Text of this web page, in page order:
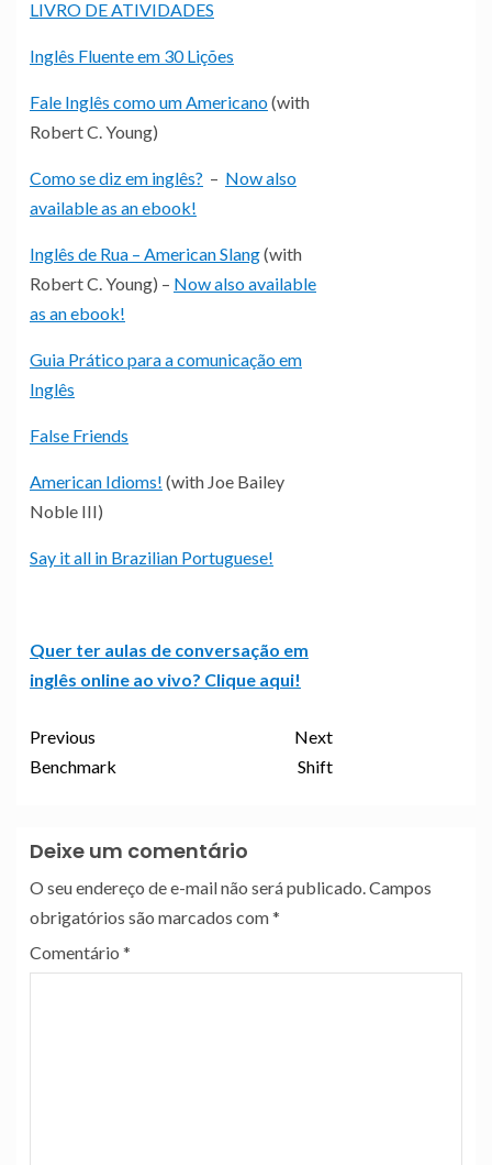
LIVRO DE ATIVIDADES
Inglês Fluente em 30 Lições
Fale Inglês como um Americano(with
Robert C. Young)
Como se diz em inglês? – Now also
available as an ebook!
Inglês de Rua – American Slang(with
Robert C. Young) – Now also available
as an ebook!
Guia Prático para a comunicação em
Inglês
False Friends
American Idioms! (with Joe Bailey
Noble III)
Say it all in Brazilian Portuguese!
Quer ter aulas de conversação em
inglês online ao vivo? Clique aqui!
Previous
Benchmark
Next
Shift
Deixe um comentário
O seu endereço de e-mail não será publicado. Campos
obrigatórios são marcados com*
Comentário *